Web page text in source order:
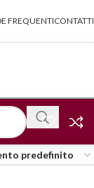
FREQUENTICONTATTI